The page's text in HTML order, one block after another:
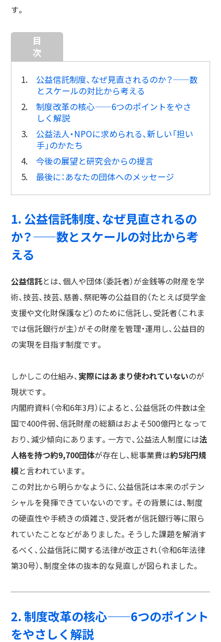
す。
目
次
1. 公益信託制度、なぜ見直されるのか？——数
とスケールの対比から考える
2.制度改革の核心——6つのポイントをやさ
しく解説
3. 公益法人・NPOに求められる、新しい「担い
手」のかたち
4.今後の展望と研究会からの提言
5. 最後に：あなたの団体へのメッセージ
1. 公益信託制度、なぜ見直されるの
か？——数とスケールの対比から考
える
公益信託とは、個人や団体（委託者）が金銭等の財産を学
術、技芸、技芸、慈善、祭祀等の公益目的（たとえば奨学金
支援や文化財保護など）のために信託し、受託者（これま
では信託銀行が主）がその財産を管理・運用し、公益目的
の実現を目指す制度です。
しかしこの仕組み、 実際にはあまり使われていないのが
現状です。
内閣府資料（令和6年3月）によると、公益信託の件数は全
国で400件弱、信託財産の総額はおよそ500億円となって
おり、減少傾向にあります。一方で、公益法人制度には法
人格を持つ約9,700団体が存在し、総事業費は約5兆円規
模と言われています。
この対比から明らかなように、公益信託は本来のポテン
シャルを発揮できていないのです。その背景には、制度
の硬直性や手続きの煩雑さ、受託者が信託銀行等に限ら
れていたことなどがありました。そうした課題を解消す
るべく、公益信託に関する法律が改正され（令和6年法律
第30号）、制度全体の抜本的な見直しが図られました。
2. 制度改革の核心——6つのポイント
をやさしく解説